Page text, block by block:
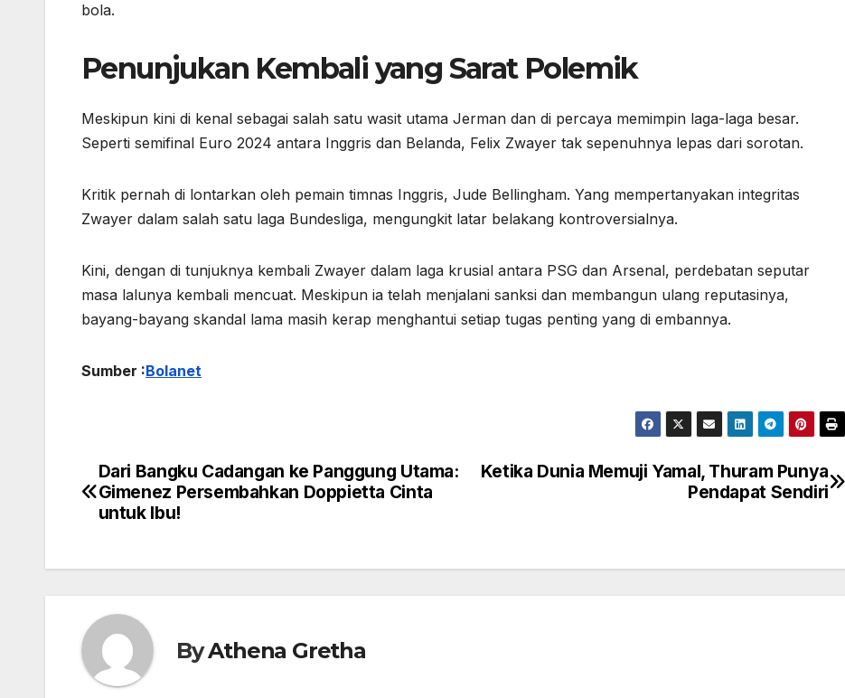
bola.
Penunjukan Kembali yang Sarat Polemik
Meskipun kini di kenal sebagai salah satu wasit utama Jerman dan di percaya memimpin laga-laga besar.
Seperti semifinal Euro 2024 antara Inggris dan Belanda, Felix Zwayer tak sepenuhnya lepas dari sorotan.
Kritik pernah di lontarkan oleh pemain timnas Inggris, Jude Bellingham. Yang mempertanyakan integritas
Zwayer dalam salah satu laga Bundesliga, mengungkit latar belakang kontroversialnya.
Kini, dengan di tunjuknya kembali Zwayer dalam laga krusial antara PSG dan Arsenal, perdebatan seputar
masa lalunya kembali mencuat. Meskipun ia telah menjalani sanksi dan membangun ulang reputasinya,
bayang-bayang skandal lama masih kerap menghantui setiap tugas penting yang di embannya.
Sumber :Bolanet
Navigasi
pos
Ketika Dunia Memuji Yamal, Thuram Punya
Pendapat Sendiri
Dari Bangku Cadangan ke Panggung Utama:
Gimenez Persembahkan Doppietta Cinta
untuk Ibu!
ByAthena Gretha